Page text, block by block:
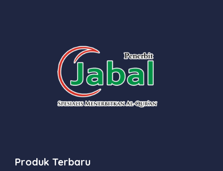
Produk Terbaru